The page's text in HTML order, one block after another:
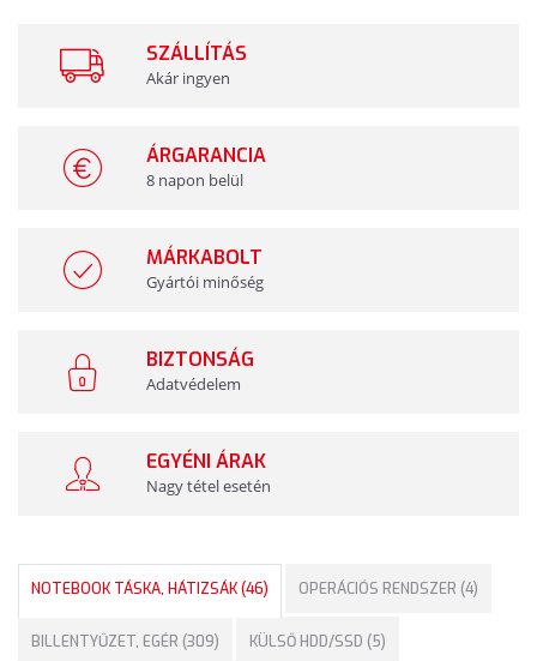
SZÁLLÍTÁS
Akár ingyen
ÁRGARANCIA
8 napon belül
MÁRKABOLT
Gyártói minőség
BIZTONSÁG
Adatvédelem
EGYÉNI ÁRAK
Nagy tétel esetén
NOTEBOOK TÁSKA, HÁTIZSÁK (46) OPERÁCIÓS RENDSZER (4)
BILLENTYŰZET, EGÉR (309) KÜLSŐ HDD/SSD (5)